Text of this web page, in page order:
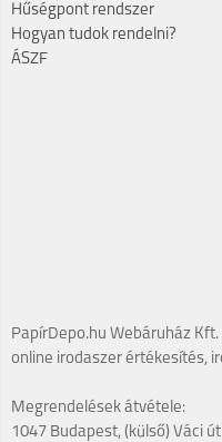
Hűségpont rendszer
Hogyan tudok rendelni?
ÁSZF
PapírDepo.hu Webáruház Kft.
online irodaszer értékesítés,
Megrendelések átvétele:
1047 Budapest, (külső) Váci